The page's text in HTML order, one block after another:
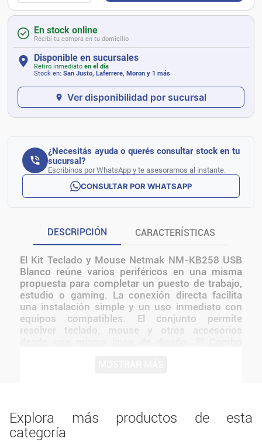
En stock online
Recibí tu compra en tu domicilio
Disponible en sucursales
Retiro inmediato en el día
Stock en: San Justo, Laferrere, Moron y 1 más
Ver disponibilidad por sucursal
¿Necesitás ayuda o querés consultar stock en tu
sucursal?
Escribinos por WhatsApp y te asesoramos al instante.
CONSULTAR POR WHATSAPP
DESCRIPCIÓN CARACTERÍSTICAS
El Kit Teclado y Mouse Netmak NM-KB258 USB
Blanco reúne varios periféricos en una misma
propuesta para completar un puesto de trabajo,
estudio o gaming. La conexión directa facilita
una instalación simple y un uso inmediato con
equipos compatibles. El conjunto permite
resolver teclado, mouse y otros accesorios
una estética limpia y moderna al escritorio El
diseño de Netmak mantiene una presentación
coherente con la línea y facilita integrarlo a
Explora más productos de esta
categoría